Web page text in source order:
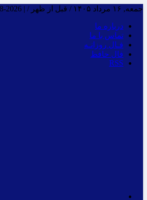
جمعه, ۱۶ مرداد ۱۴۰۵ / قبل از ظهر / |
2026-08-07
درباره ما
تماس با ما
فـال روزانـه
فال حافظ
RSS